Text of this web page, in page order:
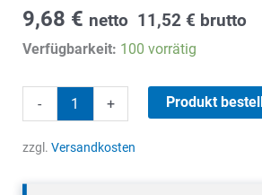
9,68 € netto 11,52 € brutto
Verfügbarkeit: 100 vorrätig
-
Adapterkabel
Menge
+ Produkt
zzgl. Versandkosten